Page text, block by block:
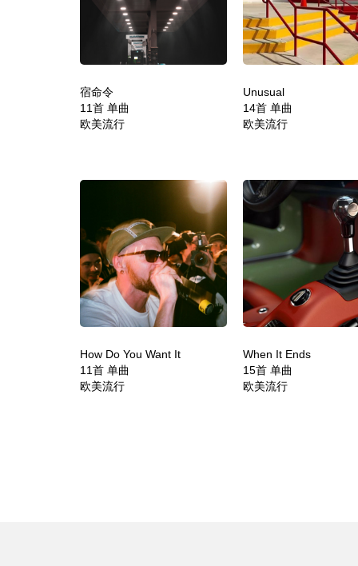
宿命令
11首 单曲
欧美流行
Unusual
14首 单曲
欧美流行
How Do You Want It
11首 单曲
欧美流行
When It Ends
15首 单曲
欧美流行